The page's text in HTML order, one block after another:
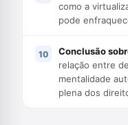
como a
pode
Conclusão
relação entre
mentalidade
plena dos